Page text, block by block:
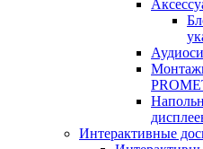
Интерактивные